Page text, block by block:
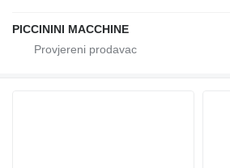
PICCININI MACCHINE